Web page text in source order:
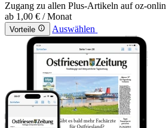
Zugang zu allen Plus-Artikeln auf oz-
ab 1,00 € / Monat
Vorteile Auswählen